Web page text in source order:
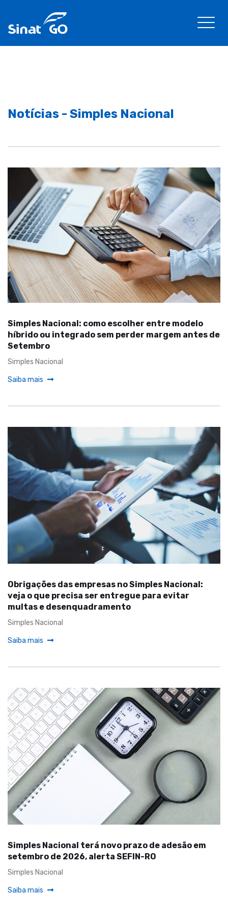
Notícias - Simples Nacional
Simples Nacional: como escolher entre modelo
híbrido ou integrado sem perder margem antes de
Setembro
Simples Nacional
Saiba mais
Obrigações das empresas no Simples Nacional:
veja o que precisa ser entregue para evitar
multas e desenquadramento
Simples Nacional
Saiba mais
Simples Nacional terá novo prazo de adesão em
setembro de 2026, alerta SEFIN-RO
Simples Nacional
Saiba mais